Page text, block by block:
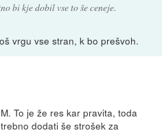
bi kje dobil vse to še ceneje.
vrgu vse stran, k bo prešvoh.
To je že res kar pravita, toda
dodati še strošek za